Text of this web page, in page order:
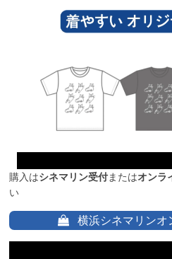
購入はシネマリン受付またはオンラ
い
横浜シネマリンオ